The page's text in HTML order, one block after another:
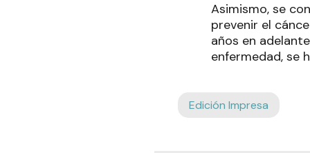
Asimismo, se
prevenir el
años en
enfermedad, se
Edición Impresa